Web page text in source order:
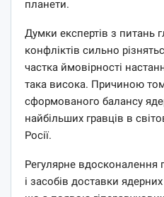
планети.
Думки експертів з питань
конфліктів сильно
частка ймовірності
така висока. Причиною
сформованого балансу
найбільших гравців в
Росії.
Регулярне вдосконалення
і засобів доставки